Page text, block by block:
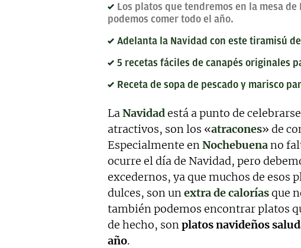
Los platos que tendremos en la mesa
podemos comer todo el año.
Adelanta la Navidad con este tiramisú
5 recetas fáciles de canapés originales
Receta de sopa de pescado y marisco
LaNavidadestá a punto de
atractivos, son los «atracones» de
Especialmente enNochebuenano
ocurre el día de Navidad, pero
excedernos, ya que muchos de esos
dulces, son unextra de caloríasque
también podemos encontrar platos
de hecho, sonplatos navideños
año.